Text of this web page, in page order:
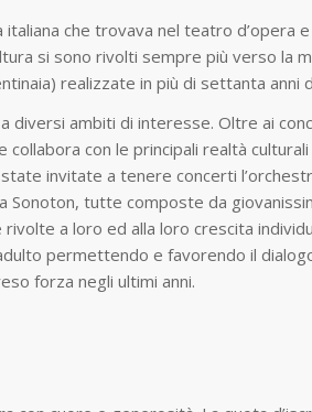
che trovava nel teatro d’opera
si sono rivolti sempre più verso la
realizzate in più di settanta anni
diversi ambiti di interesse. Oltre ai
con le principali realtà
invitate a tenere concerti
Sonoton, tutte composte da
a loro ed alla loro crescita
permettendo e favorendo il
forza negli ultimi anni.